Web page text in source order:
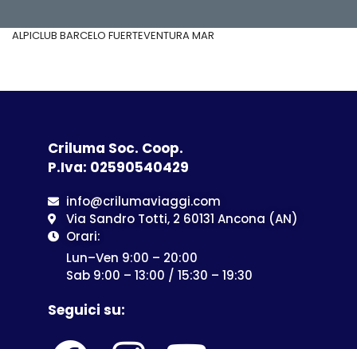
ALPICLUB BARCELO FUERTEVENTURA MAR
Criluma Soc. Coop.
P.Iva: 02590540429
info@crilumaviaggi.com
Via Sandro Totti, 2 60131 Ancona (AN)
Orari:
Lun–Ven 9:00 – 20:00
Sab 9:00 – 13:00 / 15:30 – 19:30
Seguici su: